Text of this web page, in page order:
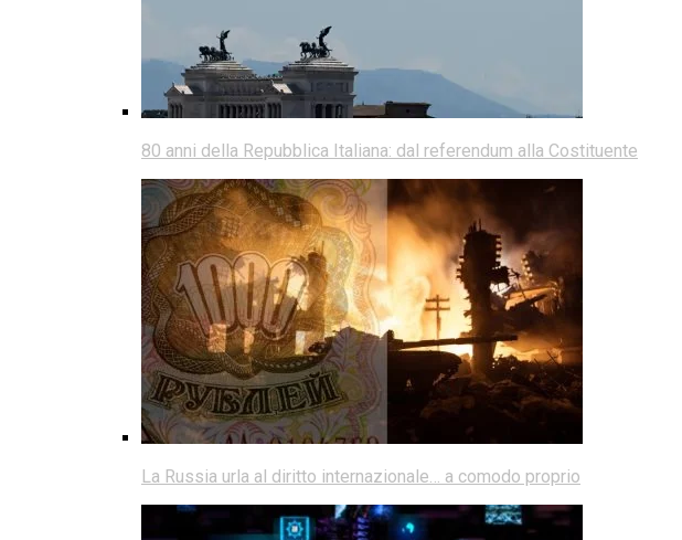
80 anni della Repubblica Italiana: dal referendum alla Costituente
La Russia urla al diritto internazionale… a comodo proprio